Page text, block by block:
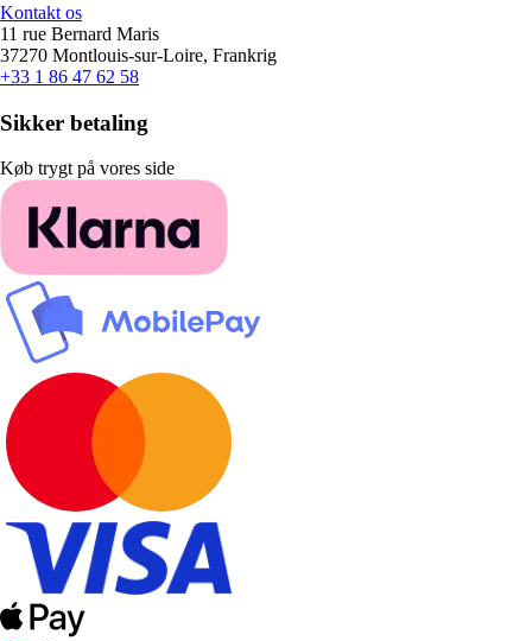
Kontakt os
11 rue Bernard Maris
37270 Montlouis-sur-Loire, Frankrig
+33 1 86 47 62 58
Sikker betaling
Køb trygt på vores side